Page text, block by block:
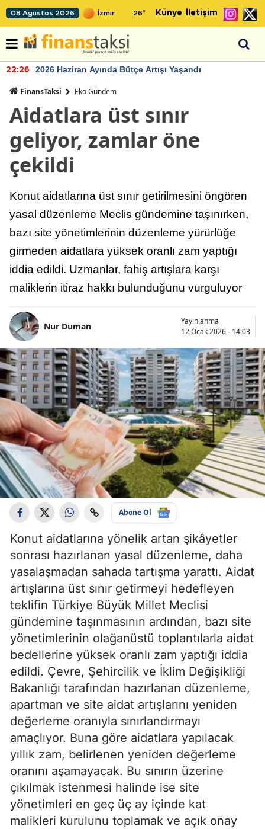
08 Ağustos 2026 26° Künye İletişim
22:26 2026 Haziran Ayında Bütçe Artışı Yaşandı
FinansTaksi Eko Gündem
Aidatlara üst sınır
geliyor, zamlar öne
çekildi
Konut aidatlarına üst sınır getirilmesini öngören
yasal düzenleme Meclis gündemine taşınırken,
bazı site yönetimlerinin düzenleme yürürlüğe
girmeden aidatlara yüksek oranlı zam yaptığı
iddia edildi. Uzmanlar, fahiş artışlara karşı
maliklerin itiraz hakkı bulunduğunu vurguluyor
Nur Duman
Yayınlanma
12 Ocak 2026 - 14:03
Abone Ol
Konut aidatlarına yönelik artan şikâyetler
sonrası hazırlanan yasal düzenleme, daha
yasalaşmadan sahada tartışma yarattı. Aidat
artışlarına üst sınır getirmeyi hedefleyen
teklifin Türkiye Büyük Millet Meclisi
gündemine taşınmasının ardından, bazı site
yönetimlerinin olağanüstü toplantılarla aidat
bedellerine yüksek oranlı zam yaptığı iddia
edildi. Çevre, Şehircilik ve İklim Değişikliği
Bakanlığı tarafından hazırlanan düzenleme,
apartman ve site aidat artışlarını yeniden
değerleme oranıyla sınırlandırmayı
amaçlıyor. Buna göre aidatlara yapılacak
yıllık zam, belirlenen yeniden değerleme
oranını aşamayacak. Bu sınırın üzerine
çıkılmak istenmesi halinde ise site
yönetimleri en geç üç ay içinde kat
malikleri kurulunu toplamak ve açık onay